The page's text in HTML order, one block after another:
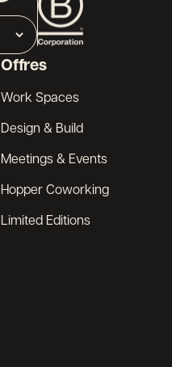
Offres
Work Spaces
Design & Build
Meetings & Events
Hopper Coworking
Limited Editions